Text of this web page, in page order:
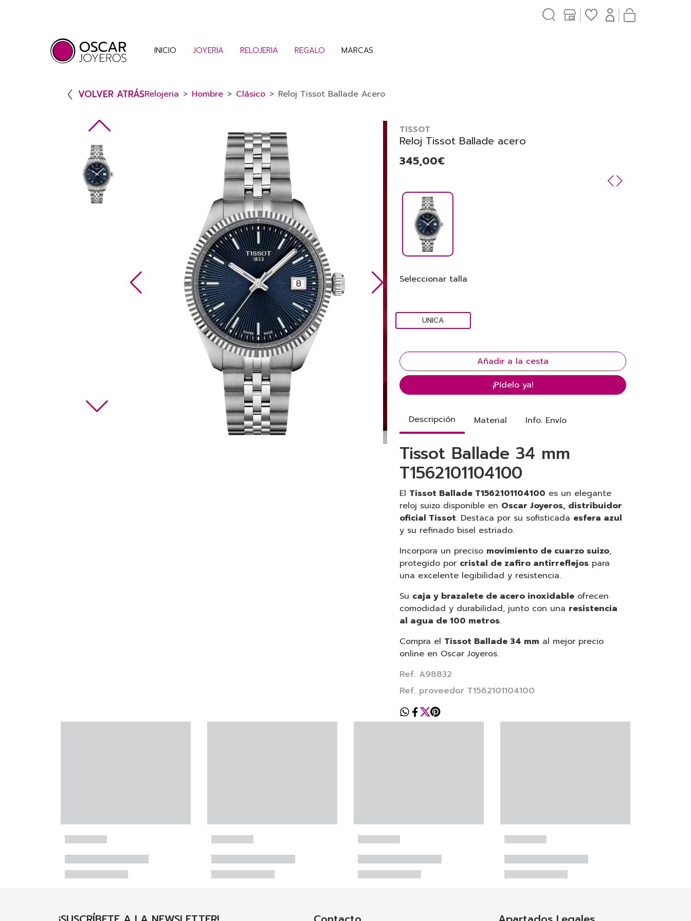
INICIO JOYERIA RELOJERIA REGALO MARCAS
VOLVER ATRÁSRelojeria Hombre Clásico Reloj Tissot Ballade Acero
TISSOT
Reloj Tissot Ballade acero
345,00€
Seleccionar talla
UNICA
¡Pídelo ya!
Descripción Material Info. Envío
Tissot Ballade 34 mm
T1562101104100
El Tissot Ballade T1562101104100 es un elegante
reloj suizo disponible en Oscar Joyeros, distribuidor
oficial Tissot. Destaca por su sofisticada esfera azul
y su refinado bisel estriado.
Incorpora un preciso movimiento de cuarzo suizo,
protegido por cristal de zafiro antirreflejos para
una excelente legibilidad y resistencia.
Su caja y brazalete de acero inoxidable ofrecen
comodidad y durabilidad, junto con una resistencia
al agua de 100 metros.
Compra el Tissot Ballade 34 mm al mejor precio
online en Oscar Joyeros.
Ref. A98832
Ref. proveedor T1562101104100